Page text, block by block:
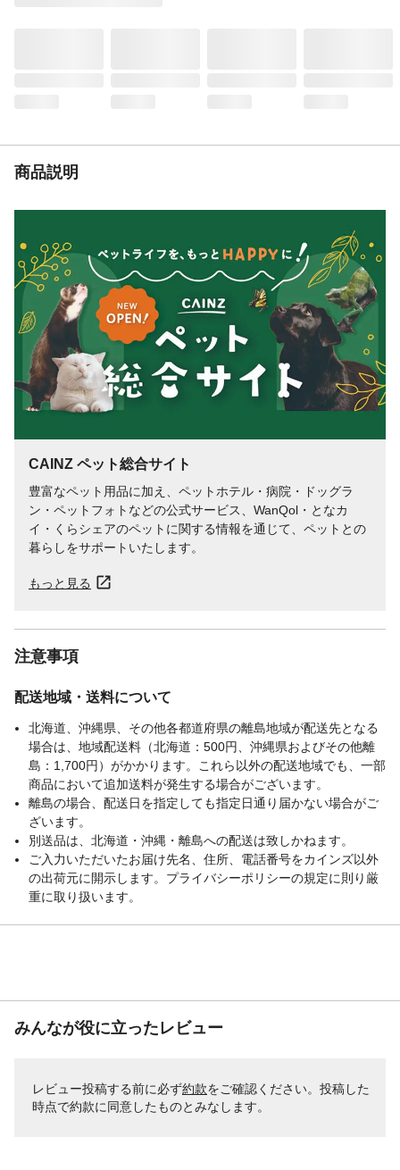
商品説明
CAINZ ペット総合サイト
豊富なペット用品に加え、ペットホテル・病院・ドッグラ
ン・ペットフォトなどの公式サービス、WanQol・となカ
イ・くらシェアのペットに関する情報を通じて、ペットとの
暮らしをサポートいたします。
もっと見る
注意事項
配送地域・送料について
北海道、沖縄県、その他各都道府県の離島地域が配送先となる
場合は、地域配送料（北海道：500円、沖縄県およびその他離
島：1,700円）がかかります。これら以外の配送地域でも、一部
商品において追加送料が発生する場合がございます。
離島の場合、配送日を指定しても指定日通り届かない場合がご
ざいます。
別送品は、北海道・沖縄・離島への配送は致しかねます。
ご入力いただいたお届け先名、住所、電話番号をカインズ以外
の出荷元に開示します。プライバシーポリシーの規定に則り厳
重に取り扱います。
みんなが役に立ったレビュー
レビュー投稿する前に必ず約款をご確認ください。投稿した
時点で約款に同意したものとみなします。